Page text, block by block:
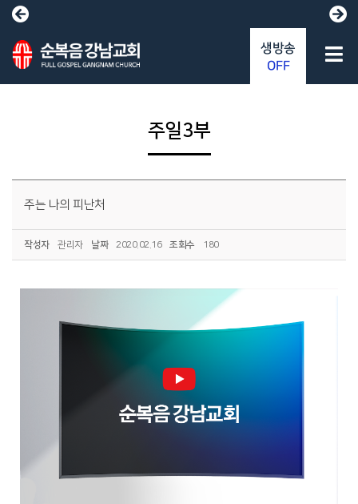
주일3부
주는 나의 피난처
작성자 관리자 날짜 2020.02.16 조회수 180
생방송
OFF